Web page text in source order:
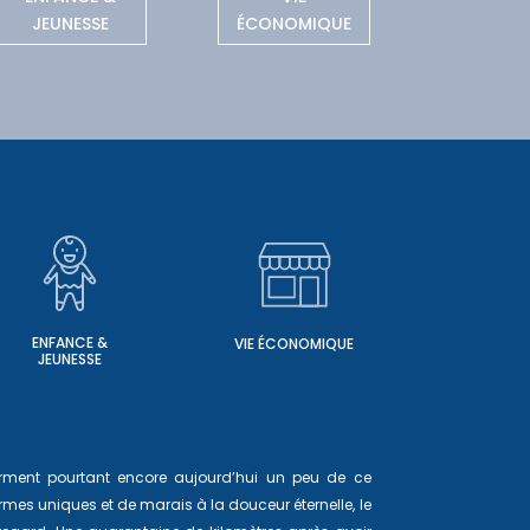
JEUNESSE
ÉCONOMIQUE
ENFANCE &
JEUNESSE
VIE ÉCONOMIQUE
pourtant encore aujourd’hui un peu de ce
uniques et de marais à la douceur éternelle, le